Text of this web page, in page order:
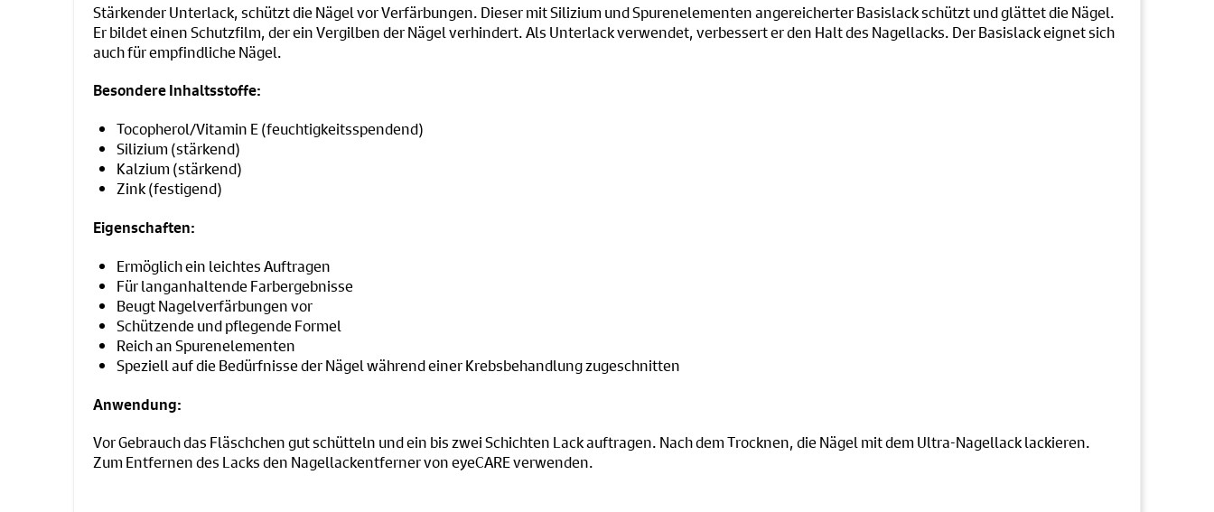
Stärkender Unterlack, schützt die Nägel vor Verfärbungen. Dieser mit Silizium und Spurenelementen angereicherter Basislack schützt und glättet die Nägel.
Er bildet einen Schutzfilm, der ein Vergilben der Nägel verhindert. Als Unterlack verwendet, verbessert er den Halt des Nagellacks. Der Basislack eignet sich
auch für empfindliche Nägel.
Besondere Inhaltsstoffe:
Tocopherol/Vitamin E (feuchtigkeitsspendend)
Silizium (stärkend)
Kalzium (stärkend)
Zink (festigend)
Eigenschaften:
Ermöglich ein leichtes Auftragen
Für langanhaltende Farbergebnisse
Beugt Nagelverfärbungen vor
Schützende und pflegende Formel
Reich an Spurenelementen
Speziell auf die Bedürfnisse der Nägel während einer Krebsbehandlung zugeschnitten
Anwendung:
Vor Gebrauch das Fläschchen gut schütteln und ein bis zwei Schichten Lack auftragen. Nach dem Trocknen, die Nägel mit dem Ultra-Nagellack lackieren.
Zum Entfernen des Lacks den Nagellackentferner von eyeCARE verwenden.